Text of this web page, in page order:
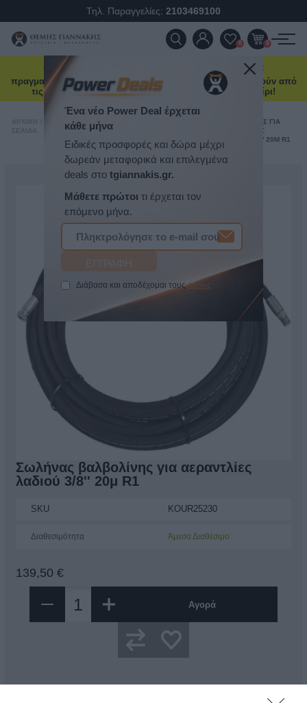
Τηλ. Παραγγελίες: 2103469100
ΠΡΟΪΌΝΤΑ
ΠΡΟΣΦΟΡΈΣ
ΝΈΕΣ ΑΦΊΞΕΙΣ
ΕΠΙΚΟΙΝΩΝΊΑ
ΝΈΑ & ΆΡΘΡΑ
0 0
☀️ Καλοκαιρινή ενημέρωση: Οι παραγγελίες που θα
πραγματοποιηθούν από 7 έως 16 Αυγούστου θα αποσταλούν από
τις 17 Αυγούστου, λόγω θερινής άδειας. Καλό καλοκαίρι!
ΕΡΓΑΛΕΊΑ
ΣΥΝΕΡΓΕΊΟΥ
ΓΡΑΣΣΑΔΌΡΟΙ-
ΛΊΠΑΝΣΗ
ΑΕΡΑΝΤΛΊΕΣ
ΠΑΡΕΛΚΌΜΕΝΑ
ΒΑΛΒΟΛΊΝΗΣ ΓΙΑ
ΑΕΡΑΝΤΛΊΕΣ
ΛΑΔΙΟΎ 3/8'' 20Μ R1
Σωλήνας βαλβολίνης για αεραντλίες
λαδιού 3/8'' 20μ R1
SKU KOUR25230
Διαθεσιμότητα Άμεσα Διαθέσιμο
139,50 €
Αγορά
Ένα νέο Power Deal έρχεται
κάθε μήνα
Ειδικές προσφορές και δώρα μέχρι
δωρεάν μεταφορικά και επιλεγμένα
deals στοtgiannakis.gr.
Μάθετε πρώτοιτι έρχεται τον
επόμενο μήνα.
Διάβασα και αποδέχομαι τους όρους